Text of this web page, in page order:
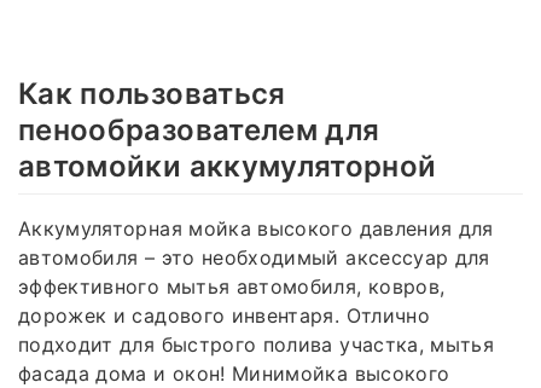
Как пользоваться
пенообразователем для
автомойки аккумуляторной
Аккумуляторная мойка высокого давления для
автомобиля – это необходимый аксессуар для
эффективного мытья автомобиля, ковров,
дорожек и садового инвентаря. Отлично
подходит для быстрого полива участка, мытья
фасада дома и окон! Минимойка высокого